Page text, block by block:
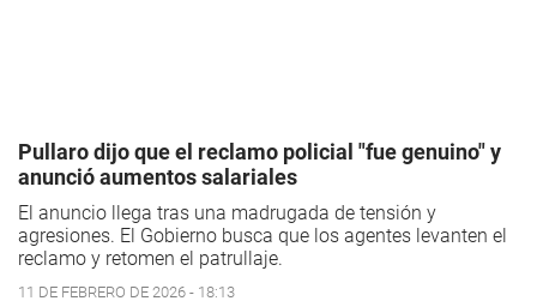
Pullaro dijo que el reclamo policial "fue genuino" y
anunció aumentos salariales
El anuncio llega tras una madrugada de tensión y
agresiones. El Gobierno busca que los agentes levanten el
reclamo y retomen el patrullaje.
11 DE FEBRERO DE 2026 - 18:13